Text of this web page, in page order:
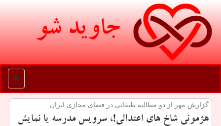
جاوید شو
منو
گزارش مهر از دو مطالبه طبقاتی در فضای مجازی ایران
هژمونی شاخ های اعتدالی!، سرویس مدرسه یا نمایش